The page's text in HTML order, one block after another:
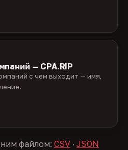
— CPA.RIP
с чем выходит — имя,
файлом: CSV · JSON